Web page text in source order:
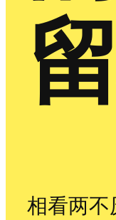
相看两不